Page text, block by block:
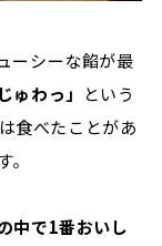
ーシーな餡が最
ゅわっ」
という
食べたことがあ
中で1番おいし